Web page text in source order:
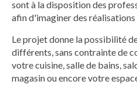
sont à la disposition des
afin d'imaginer des réalisations
Le projet donne la possibilité
différents, sans contrainte de
votre cuisine, salle de bains,
magasin ou encore votre